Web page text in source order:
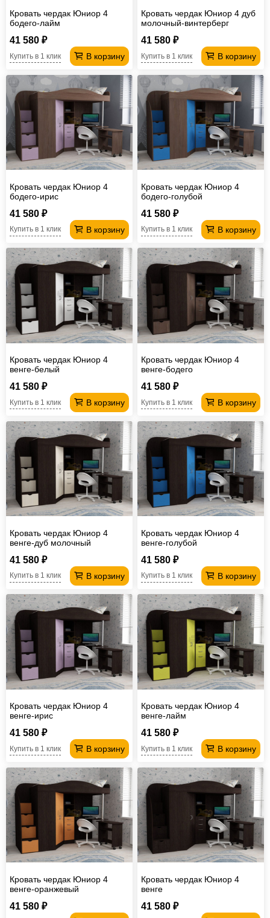
Кровать чердак Юниор 4
бодего-лайм
41 580 ₽
В корзину
Купить в 1 клик
Кровать чердак Юниор 4 дуб
молочный-винтерберг
41 580 ₽
В корзину
Купить в 1 клик
Кровать чердак Юниор 4
бодего-ирис
41 580 ₽
В корзину
Купить в 1 клик
Кровать чердак Юниор 4
бодего-голубой
41 580 ₽
В корзину
Купить в 1 клик
Кровать чердак Юниор 4
венге-белый
41 580 ₽
В корзину
Купить в 1 клик
Кровать чердак Юниор 4
венге-бодего
41 580 ₽
В корзину
Купить в 1 клик
Кровать чердак Юниор 4
венге-дуб молочный
41 580 ₽
В корзину
Купить в 1 клик
Кровать чердак Юниор 4
венге-голубой
41 580 ₽
В корзину
Купить в 1 клик
Кровать чердак Юниор 4
венге-ирис
41 580 ₽
В корзину
Купить в 1 клик
Кровать чердак Юниор 4
венге-лайм
41 580 ₽
В корзину
Купить в 1 клик
Кровать чердак Юниор 4
венге-оранжевый
41 580 ₽
Кровать чердак Юниор 4
венге
41 580 ₽